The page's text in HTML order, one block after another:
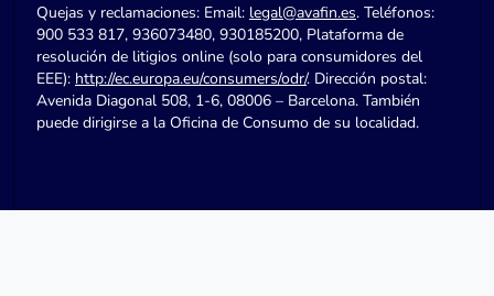
Quejas y reclamaciones: Email: legal@avafin.es. Teléfonos:
900 533 817, 936073480, 930185200, Plataforma de
resolución de litigios online (solo para consumidores del
EEE): http://ec.europa.eu/consumers/odr/. Dirección postal:
Avenida Diagonal 508, 1-6, 08006 – Barcelona. También
puede dirigirse a la Oficina de Consumo de su localidad.